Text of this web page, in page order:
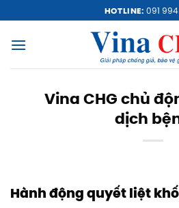
qua
nội
HOTLINE:091
Vina CHG chủ
dịch
Hành động quyết liệt